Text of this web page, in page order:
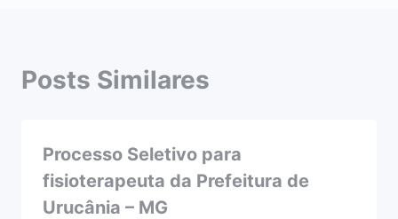
Posts Similares
Processo Seletivo para
fisioterapeuta da Prefeitura de
Urucânia – MG